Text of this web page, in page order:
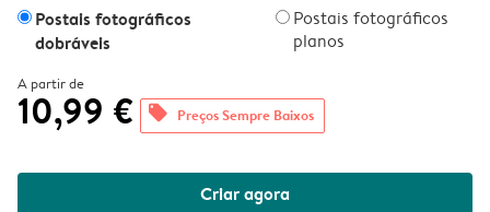
Postais fotográficos
dobráveis
Postais fotográficos
planos
A partir de
10,99 € offers Preços Sempre Baixos
Criar agora